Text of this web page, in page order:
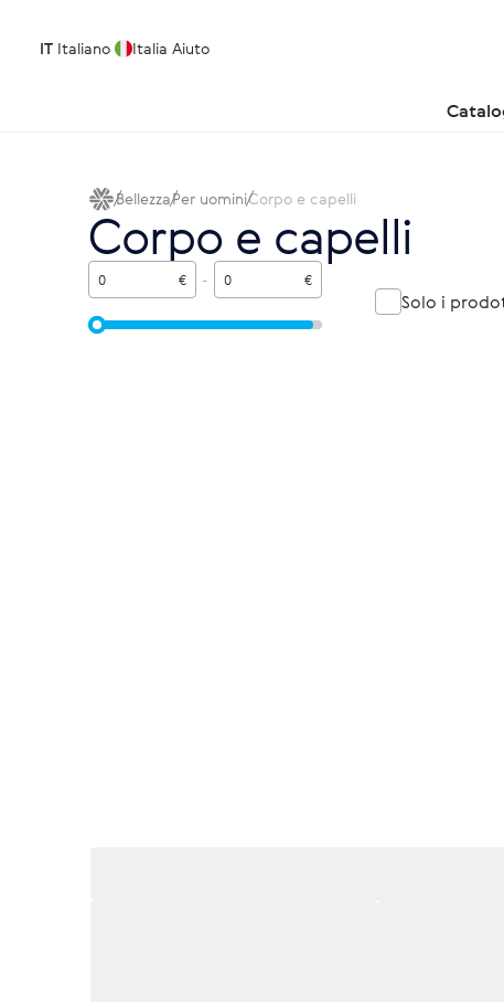
IT Italiano Italia Aiuto
BellezzaPer uominiCorpo e capelli
Corpo e capelli
€ - €
Solo i